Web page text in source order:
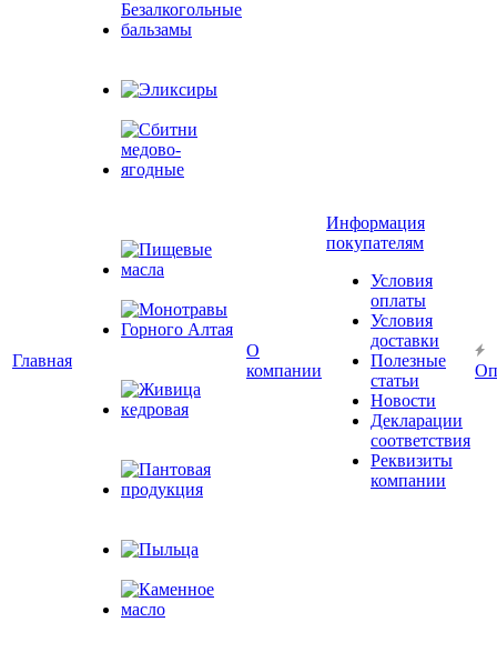
Главная
О
компании
Информация
покупателям
Условия
оплаты
Условия
доставки
Полезные
статьи
Новости
Декларации
соответствия
Реквизиты
компании